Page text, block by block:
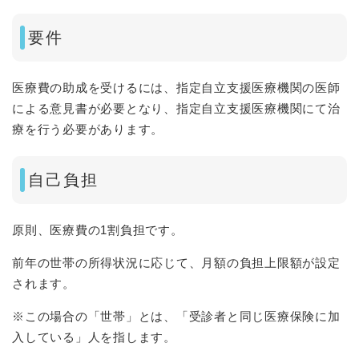
要件
医療費の助成を受けるには、指定自立支援医療機関の医師
による意見書が必要となり、指定自立支援医療機関にて治
療を行う必要があります。
自己負担
原則、医療費の1割負担です。
前年の世帯の所得状況に応じて、月額の負担上限額が設定
されます。
※この場合の「世帯」とは、「受診者と同じ医療保険に加
入している」人を指します。